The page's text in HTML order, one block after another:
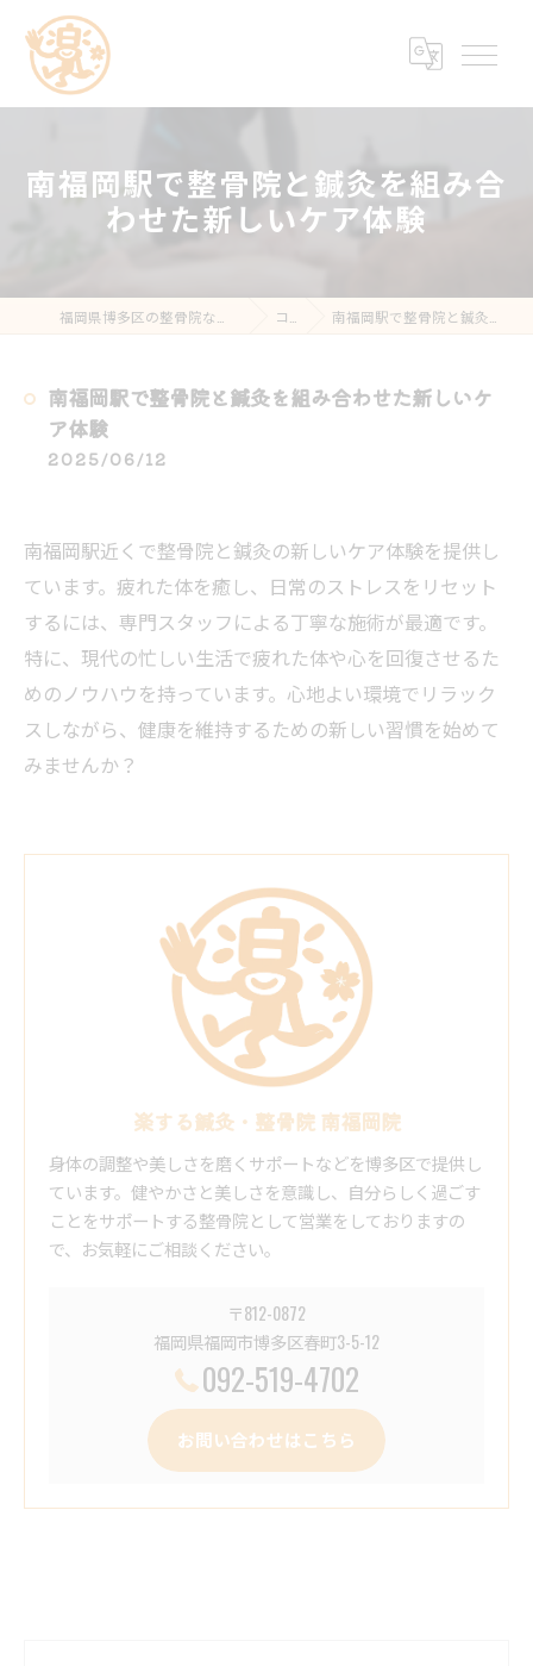
南福岡駅で整骨院と鍼灸を組み合
わせた新しいケア体験
コラム 南福岡駅で整骨院と鍼灸を組み合わせた新しいケア体験
南福岡駅で整骨院と鍼灸を組み合わせた新しいケ
ア体験
2025/06/12
南福岡駅近くで整骨院と鍼灸の新しいケア体験を提供し
ています。疲れた体を癒し、日常のストレスをリセット
するには、専門スタッフによる丁寧な施術が最適です。
特に、現代の忙しい生活で疲れた体や心を回復させるた
めのノウハウを持っています。心地よい環境でリラック
スしながら、健康を維持するための新しい習慣を始めて
みませんか？
楽する鍼灸・整骨院 南福岡院
身体の調整や美しさを磨くサポートなどを博多区で提供し
ています。健やかさと美しさを意識し、自分らしく過ごす
ことをサポートする整骨院として営業をしておりますの
で、お気軽にご相談ください。
〒812-0872
福岡県福岡市博多区春町3-5-12
092-519-4702
お問い合わせはこちら